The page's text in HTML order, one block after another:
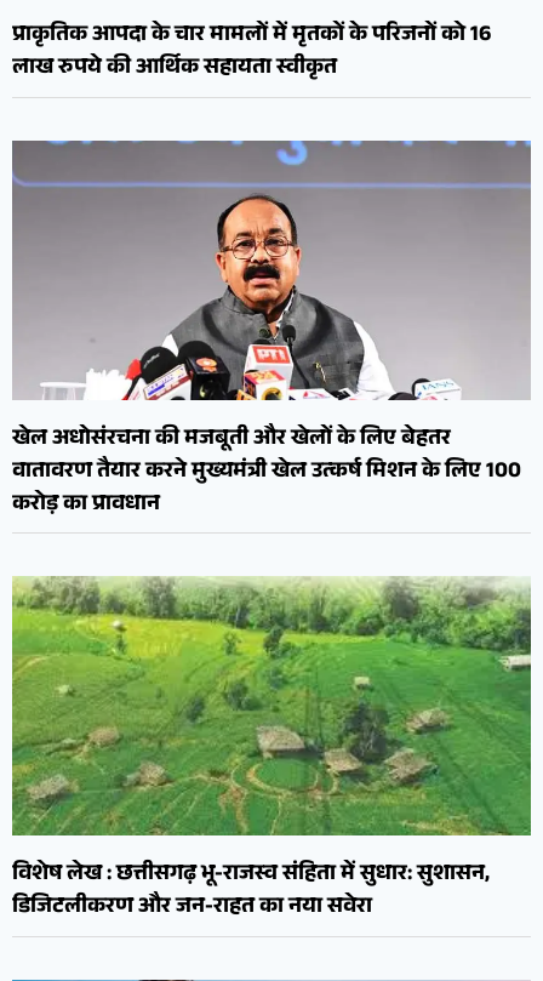
प्राकृतिक आपदा के चार मामलों में मृतकों के परिजनों को 16
लाख रुपये की आर्थिक सहायता स्वीकृत
खेल अधोसंरचना की मजबूती और खेलों के लिए बेहतर
वातावरण तैयार करने मुख्यमंत्री खेल उत्कर्ष मिशन के लिए 100
करोड़ का प्रावधान
विशेष लेख : छत्तीसगढ़ भू-राजस्व संहिता में सुधार: सुशासन,
डिजिटलीकरण और जन-राहत का नया सवेरा